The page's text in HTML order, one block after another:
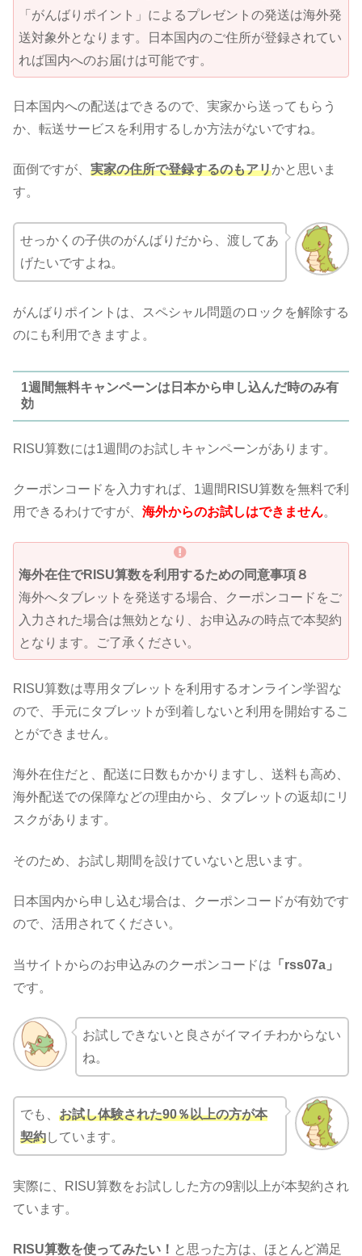
「がんばりポイント」によるプレゼントの発送は海外発
送対象外となります。日本国内のご住所が登録されてい
れば国内へのお届けは可能です。
日本国内への配送はできるので、実家から送ってもらう
か、転送サービスを利用するしか方法がないですね。
面倒ですが、 実家の住所で登録するのもアリかと思いま
す。
せっかくの子供のがんばりだから、渡してあ
げたいですよね。
がんばりポイントは、スペシャル問題のロックを解除する
のにも利用できますよ。
1週間無料キャンペーンは日本から申し込んだ時のみ有
効
RISU算数には1週間のお試しキャンペーンがあります。
クーポンコードを入力すれば、1週間RISU算数を無料で利
用できるわけですが、 海外からのお試しはできません。
海外在住でRISU算数を利用するための同意事項８
海外へタブレットを発送する場合、クーポンコードをご
入力された場合は無効となり、お申込みの時点で本契約
となります。ご了承ください。
RISU算数は専用タブレットを利用するオンライン学習な
ので、手元にタブレットが到着しないと利用を開始するこ
とができません。
海外在住だと、配送に日数もかかりますし、送料も高め、
海外配送での保障などの理由から、タブレットの返却にリ
スクがあります。
そのため、お試し期間を設けていないと思います。
日本国内から申し込む場合は、クーポンコードが有効です
ので、活用されてください。
当サイトからのお申込みのクーポンコードは 「rss07a」
です。
お試しできないと良さがイマイチわからない
ね。
でも、 お試し体験された90％以上の方が本
契約しています。
実際に、RISU算数をお試しした方の9割以上が本契約され
ています。
RISU算数を使ってみたい！ と思った方は、ほとんど満足